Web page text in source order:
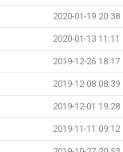
2020-01-19 20:38
2020-01-13 11:11
2019-12-26 18:17
2019-12-08 08:39
2019-12-01 19:28
2019-11-11 09:12